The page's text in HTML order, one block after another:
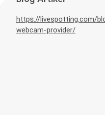
https://livespotting.com/
webcam-provider/